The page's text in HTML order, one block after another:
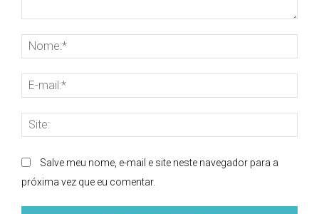
Salve meu nome, e-mail e site neste navegador para a
próxima vez que eu comentar.